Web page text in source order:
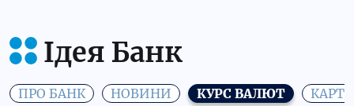
Ідея Банк
ПРО БАНК НОВИНИ КУРС ВАЛЮТ